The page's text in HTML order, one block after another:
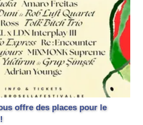
offre des places pour le